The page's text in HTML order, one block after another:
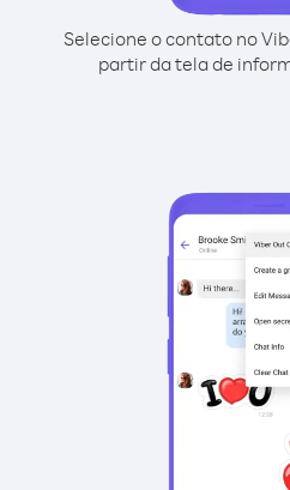
Selecione o contato no
partir da tela de